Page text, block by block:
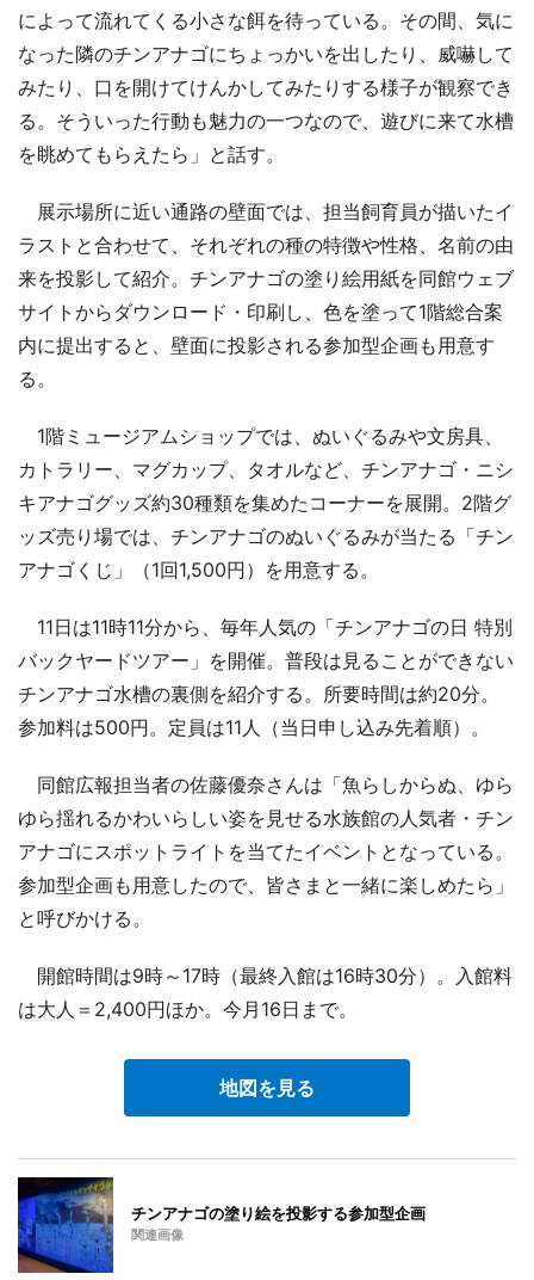
によって流れてくる小さな餌を待っている。その間、気に
なった隣のチンアナゴにちょっかいを出したり、威嚇して
みたり、口を開けてけんかしてみたりする様子が観察でき
る。そういった行動も魅力の一つなので、遊びに来て水槽
を眺めてもらえたら」と話す。
展示場所に近い通路の壁面では、担当飼育員が描いたイ
ラストと合わせて、それぞれの種の特徴や性格、名前の由
来を投影して紹介。チンアナゴの塗り絵用紙を同館ウェブ
サイトからダウンロード・印刷し、色を塗って1階総合案
内に提出すると、壁面に投影される参加型企画も用意す
る。
1階ミュージアムショップでは、ぬいぐるみや文房具、
カトラリー、マグカップ、タオルなど、チンアナゴ・ニシ
キアナゴグッズ約30種類を集めたコーナーを展開。2階グ
ッズ売り場では、チンアナゴのぬいぐるみが当たる「チン
アナゴくじ」（1回1,500円）を用意する。
11日は11時11分から、毎年人気の「チンアナゴの日 特別
バックヤードツアー」を開催。普段は見ることができない
チンアナゴ水槽の裏側を紹介する。所要時間は約20分。
参加料は500円。定員は11人（当日申し込み先着順）。
同館広報担当者の佐藤優奈さんは「魚らしからぬ、ゆら
ゆら揺れるかわいらしい姿を見せる水族館の人気者・チン
アナゴにスポットライトを当てたイベントとなっている。
参加型企画も用意したので、皆さまと一緒に楽しめたら」
と呼びかける。
開館時間は9時～17時（最終入館は16時30分）。入館料
は大人＝2,400円ほか。今月16日まで。
地図を見る
チンアナゴの塗り絵を投影する参加型企画
関連画像